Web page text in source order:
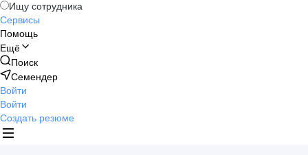
Ищу сотрудника
Сервисы
Помощь
Ещё
Поиск
Семендер
Войти
Войти
Создать резюме